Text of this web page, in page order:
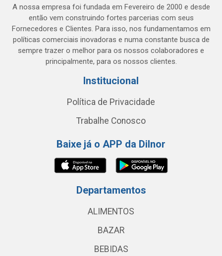
A nossa empresa foi fundada em Fevereiro de 2000 e desde
então vem construindo fortes parcerias com seus
Fornecedores e Clientes. Para isso, nos fundamentamos em
políticas comerciais inovadoras e numa constante busca de
sempre trazer o melhor para os nossos colaboradores e
principalmente, para os nossos clientes.
Institucional
Política de Privacidade
Trabalhe Conosco
Baixe já o APP da Dilnor
Departamentos
ALIMENTOS
BAZAR
BEBIDAS